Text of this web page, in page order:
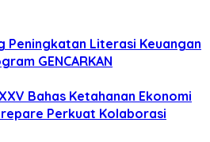
Peningkatan Literasi Keuangan
GENCARKAN
Bahas Ketahanan Ekonomi
Perkuat Kolaborasi